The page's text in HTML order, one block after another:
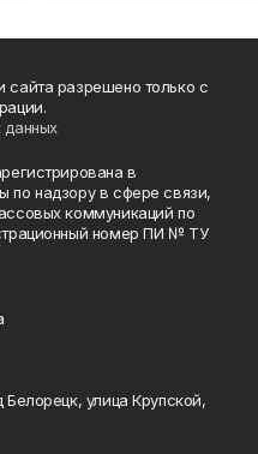
разрешено только с
данных
в
по надзору в сфере связи,
коммуникаций по
номер ПИ № ТУ
улица Крупской,